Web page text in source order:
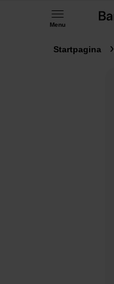
Menu
Startpagina